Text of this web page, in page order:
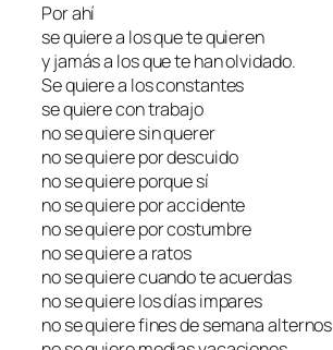
Por ahí
se quiere a los que te quieren
y jamás a los que te han olvidado.
Se quiere a los constantes
se quiere con trabajo
no se quiere sin querer
no se quiere por descuido
no se quiere porque sí
no se quiere por accidente
no se quiere por costumbre
no se quiere a ratos
no se quiere cuando te acuerdas
no se quiere los días impares
no se quiere fines de semana alternos